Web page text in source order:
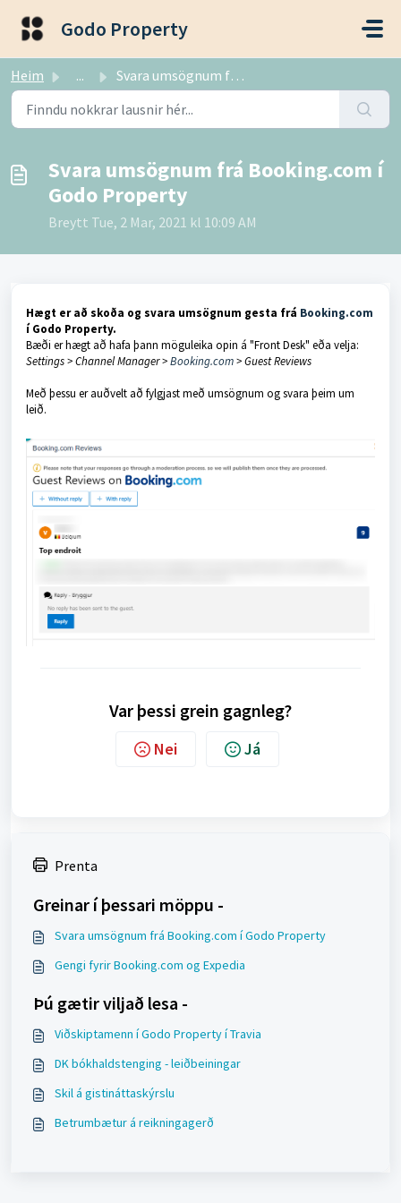
Godo Property
Heim ... Svara umsögnum frá Booking.com í Godo Property
Svara umsögnum frá Booking.com í
Godo Property
Breytt Tue, 2 Mar, 2021 kl 10:09 AM
Hægt er að skoða og svara umsögnum gesta frá Booking.com
í Godo Property.
Bæði er hægt að hafa þann möguleika opin á "Front Desk" eða velja:
Settings > Channel Manager >Booking.com> Guest Reviews
Með þessu er auðvelt að fylgjast með umsögnum og svara þeim um
leið.
Var þessi grein gagnleg?
Nei Já
Prenta
Greinar í þessari möppu -
Svara umsögnum frá Booking.com í Godo Property
Gengi fyrir Booking.com og Expedia
Þú gætir viljað lesa -
Viðskiptamenn í Godo Property í Travia
DK bókhaldstenging - leiðbeiningar
Skil á gistináttaskýrslu
Betrumbætur á reikningagerð